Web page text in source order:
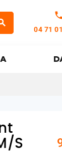
04 71
S